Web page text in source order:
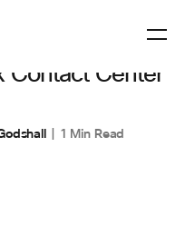
Contact Center
1 Min Read